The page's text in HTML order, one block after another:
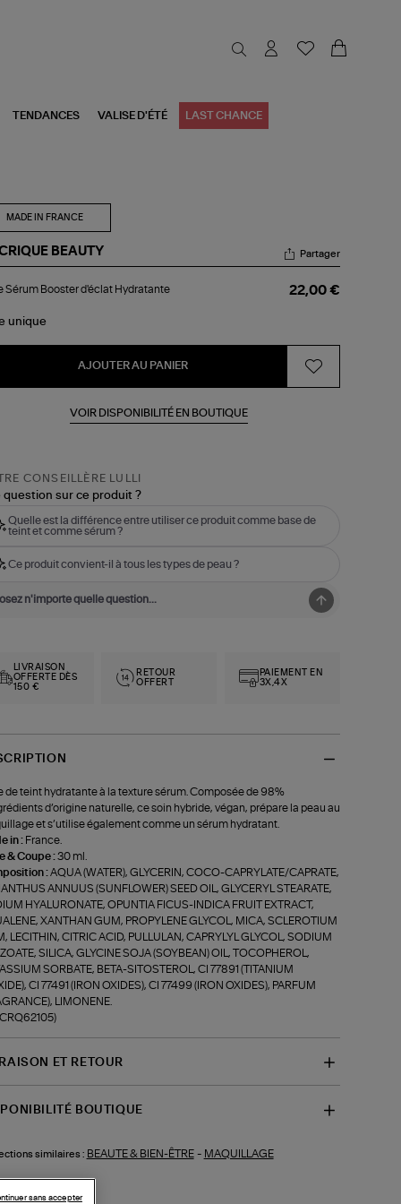
TENDANCES VALISE D'ÉTÉ LAST CHANCE
MADE IN FRANCE
BEAUTY Partager
Sérum Booster d'éclat Hydratante 22,00 €
unique
AJOUTER AU PANIER
VOIR DISPONIBILITÉ EN BOUTIQUE
CONSEILLÈRE LULLI
question sur ce produit ?
Quelle est la différence entre utiliser ce produit comme base de
teint et comme sérum ?
Ce produit convient-il à tous les types de peau ?
LIVRAISON
OFFERTE DÈS
150 €
RETOUR
OFFERT
PAIEMENT EN
3X,4X
de teint hydratante à la texture sérum. Composée de 98%
d’origine naturelle, ce soin hybride, végan, prépare la peau au
et s’utilise également comme un sérum hydratant.
in : France.
& Coupe :30 ml.
:AQUA (WATER), GLYCERIN, COCO-CAPRYLATE/CAPRATE,
ANNUUS (SUNFLOWER) SEED OIL, GLYCERYL STEARATE,
HYALURONATE, OPUNTIA FICUS-INDICA FRUIT EXTRACT,
XANTHAN GUM, PROPYLENE GLYCOL, MICA, SCLEROTIUM
LECITHIN, CITRIC ACID, PULLULAN, CAPRYLYL GLYCOL, SODIUM
SILICA, GLYCINE SOJA (SOYBEAN) OIL, TOCOPHEROL,
SORBATE, BETA-SITOSTEROL, CI 77891 (TITANIUM
CI 77491 (IRON OXIDES), CI 77499 (IRON OXIDES), PARFUM
LIMONENE.
ET RETOUR
BOUTIQUE
similaires : BEAUTE & BIEN-ÊTRE- MAQUILLAGE
sans accepter